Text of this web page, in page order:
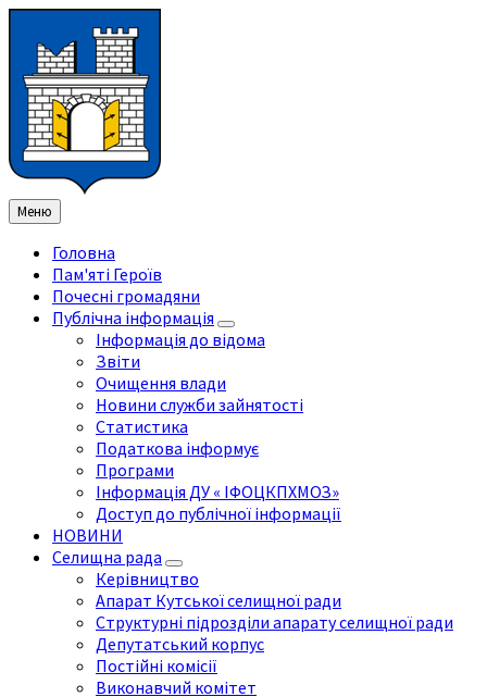
змісту
ліву
бічну
панель
праву
бічну
панель
нижнього
колонтитула
Меню
Головна
Пам'яті Героїв
Почесні громадяни
Публічна інформація
Інформація до відома
Звіти
Очищення влади
Новини служби зайнятості
Статистика
Податкова інформує
Програми
Інформація ДУ « ІФОЦКПХМОЗ»
Доступ до публічної інформації
НОВИНИ
Селищна рада
Керівництво
Апарат Кутської селищної ради
Структурні підрозділи апарату селищної ради
Депутатський корпус
Постійні комісії
Виконавчий комітет